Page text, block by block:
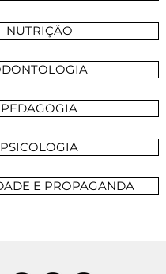
NUTRIÇÃO
PEDAGOGIA
PSICOLOGIA
E PROPAGANDA